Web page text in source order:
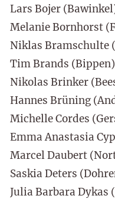
Lars Bojer
Melanie Bornhorst
Niklas Bramschulte
Tim Brands (Bippen)
Nikolas Brinker
Hannes Brüning
Michelle Cordes
Emma Anastasia
Marcel Daubert
Saskia Deters
Julia Barbara Dykas